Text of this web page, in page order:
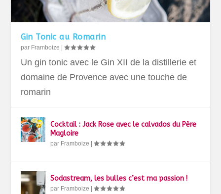
Gin Tonic au Romarin
par Framboize |
Un gin tonic avec le Gin XII de la distillerie et
domaine de Provence avec une touche de
romarin
Cocktail : Jack Rose avec le calvados du Père
Magloire
par Framboize |
Sodastream, les bulles c’est ma passion !
par Framboize |